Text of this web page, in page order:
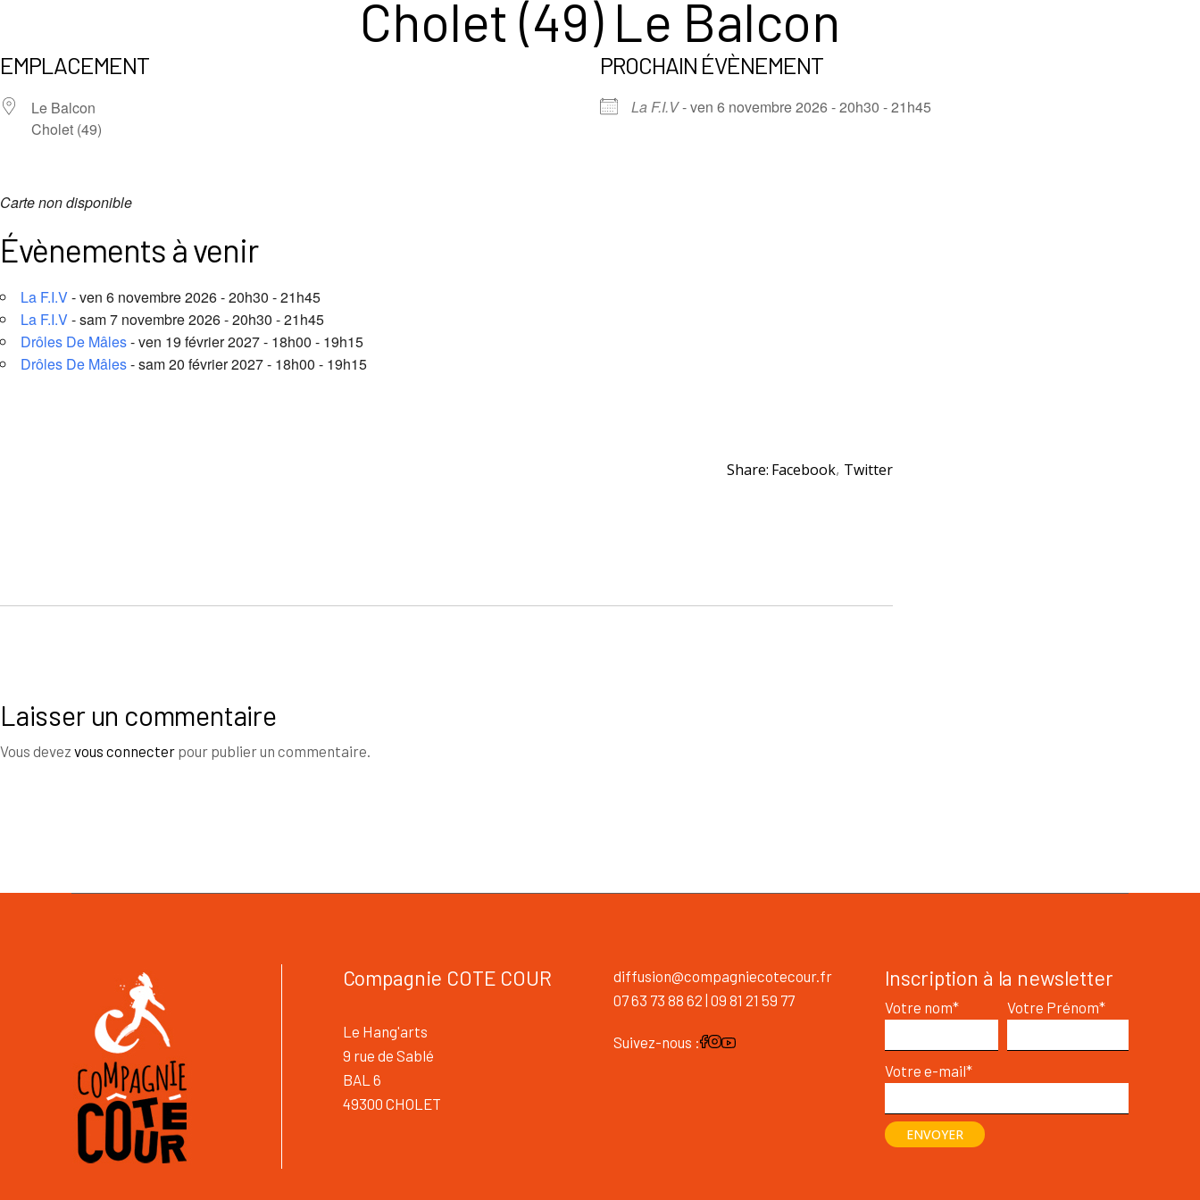
Cholet (49) Le Balcon
EMPLACEMENT
Le Balcon
Cholet (49)
PROCHAIN ÉVÈNEMENT
La F.I.V- ven 6 novembre 2026 - 20h30 - 21h45
Carte non disponible
Évènements à venir
La F.I.V- ven 6 novembre 2026 - 20h30 - 21h45
La F.I.V- sam 7 novembre 2026 - 20h30 - 21h45
Drôles De Mâles- ven 19 février 2027 - 18h00 - 19h15
Drôles De Mâles- sam 20 février 2027 - 18h00 - 19h15
Share: Facebook Twitter
Laisser un commentaire
Vous devez vous connecter pour publier un commentaire.
Compagnie COTE COUR
Le Hang'arts
9 rue de Sablé
BAL 6
49300 CHOLET
diffusion@compagniecotecour.fr
07 63 73 88 62 | 09 81 21 59 77
Suivez-nous :
Inscription à la newsletter
Votre nom* Votre Prénom*
Votre e-mail*
ENVOYER